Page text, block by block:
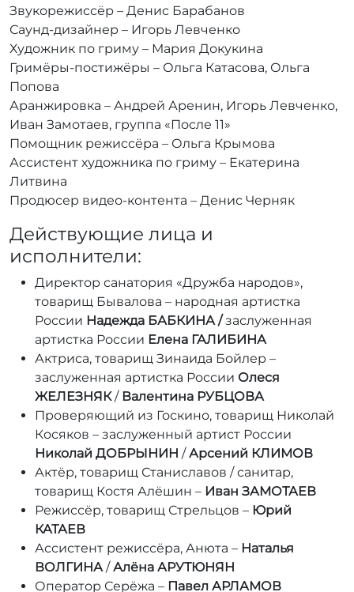
Звукорежиссёр – Денис Барабанов
Саунд-дизайнер – Игорь Левченко
Художник по гриму – Мария Докукина
Гримёры-постижёры – Ольга Катасова, Ольга
Попова
Аранжировка – Андрей Аренин, Игорь Левченко,
Иван Замотаев, группа «После 11»
Помощник режиссёра – Ольга Крымова
Ассистент художника по гриму – Екатерина
Литвина
Продюсер видео-контента – Денис Черняк
Действующие лица и
исполнители:
Директор санатория «Дружба народов»,
товарищ Бывалова – народная артистка
России Надежда БАБКИНА /заслуженная
артистка России Елена ГАЛИБИНА
Актриса, товарищ Зинаида Бойлер –
заслуженная артистка России Олеся
ЖЕЛЕЗНЯК/ Валентина РУБЦОВА
Проверяющий из Госкино, товарищ Николай
Косяков – заслуженный артист России
Николай ДОБРЫНИН /Арсений КЛИМОВ
Актёр, товарищ Станиславов / санитар,
товарищ Костя Алёшин – Иван ЗАМОТАЕВ
Режиссёр, товарищ Стрельцов – Юрий
КАТАЕВ
Ассистент режиссёра, Анюта – Наталья
ВОЛГИНА /Алёна АРУТЮНЯН
Оператор Серёжа – Павел АРЛАМОВ